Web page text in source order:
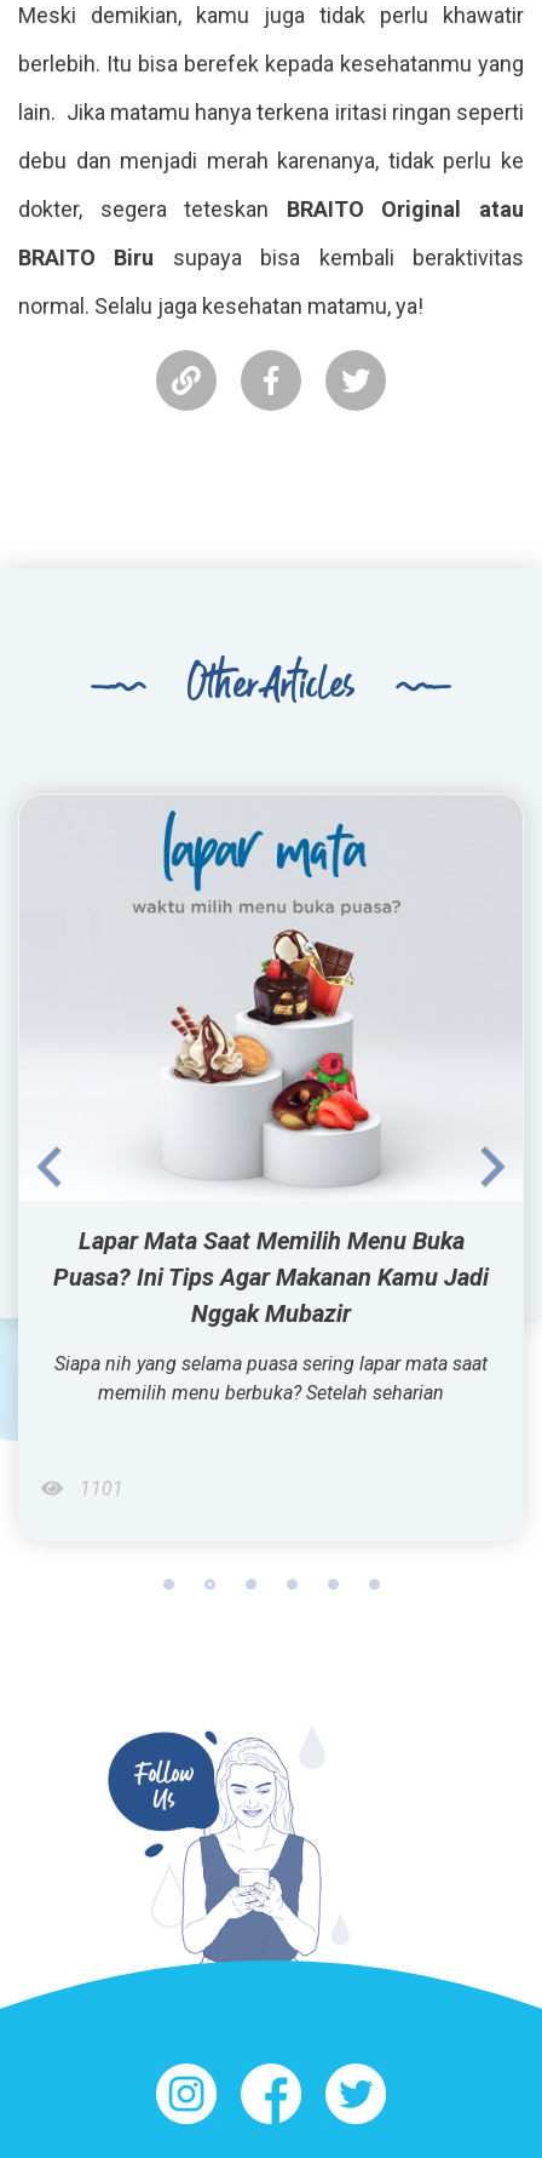
Meski demikian, kamu juga tidak perlu khawatir
berlebih. Itu bisa berefek kepada kesehatanmu yang
lain. Jika matamu hanya terkena iritasi ringan seperti
debu dan menjadi merah karenanya, tidak perlu ke
dokter, segera teteskan BRAITO Original atau
BRAITO Biru supaya bisa kembali beraktivitas
normal. Selalu jaga kesehatan matamu, ya!
Other Articles
Ketika Virus juga Menyerang Mata, Kenali
Tanda-Tandanya
Mata merah memang mungkin sudah menjadi gejala
yang cukup umum bagi kita. Baru bangun
1164